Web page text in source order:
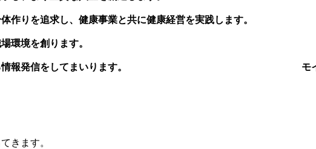
作りを追求し、健康事業と共に健康経営を実践します。
環境を創ります。
報発信をしてまいります。 モイスティーヌ
きます。